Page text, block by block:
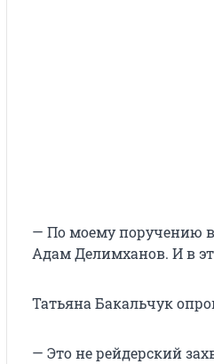
— По моему поручению
Адам Делимханов. И в
Татьяна Бакальчук
— Это не рейдерский